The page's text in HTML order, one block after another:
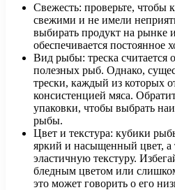
Свежесть: проверьте,
свежими и не имели
выбирать продукт на рынке
обеспечивается постоянное
Вид рыбы: треска считается
полезных рыб. Однако,
трески, каждый из которых
консистенцией мяса.
упаковки, чтобы выбрать
рыбы.
Цвет и текстура: кубики
яркий и насыщенный цвет, а
эластичную текстуру.
бледным цветом или
это может говорить о его